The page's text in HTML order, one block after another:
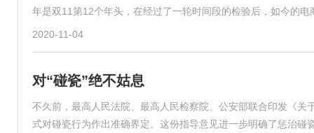
年是双11第12个年头，在经过了一轮时间段的检验后，如今的
2020-11-04
对“碰瓷”绝不姑息
不久前，最高人民法院、最高人民检察院、公安部联合印发《
式对碰瓷行为作出准确界定。这份指导意见进一步明确了惩治碰